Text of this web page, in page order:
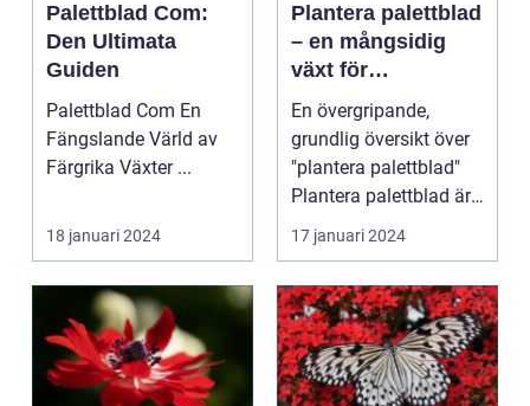
Palettblad Com:
Den Ultimata
Guiden
Palettblad Com En
Fängslande Värld av
Färgrika Växter ...
18 januari 2024
Plantera palettblad
– en mångsidig
växt för
trädgårdsentusiast
En övergripande,
grundlig översikt över
"plantera palettblad"
Plantera palettblad är
en populär akt...
17 januari 2024